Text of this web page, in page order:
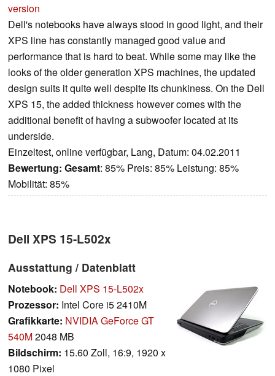
version
Dell's notebooks have always stood in good light, and their
XPS line has constantly managed good value and
performance that is hard to beat. While some may like the
looks of the older generation XPS machines, the updated
design suits it quite well despite its chunkiness. On the Dell
XPS 15, the added thickness however comes with the
additional benefit of having a subwoofer located at its
underside.
Einzeltest, online verfügbar, Lang, Datum: 04.02.2011
Bewertung: Gesamt: 85% Preis: 85% Leistung: 85%
Mobilität: 85%
Dell XPS 15-L502x
Ausstattung / Datenblatt
Notebook: Dell XPS 15-L502x
Prozessor: Intel Core i5 2410M
Grafikkarte: NVIDIA GeForce GT
540M2048 MB
Bildschirm: 15.60 Zoll, 16:9, 1920 x
1080 Pixel